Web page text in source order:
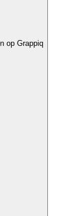
op Grappiq